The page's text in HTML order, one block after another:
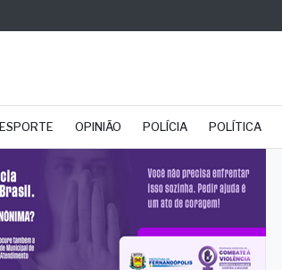
ESPORTE OPINIÃO POLÍCIA POLÍTICA